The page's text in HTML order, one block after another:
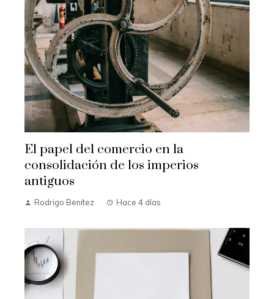
El papel del comercio en la
consolidación de los imperios
antiguos
Rodrigo Benítez Hace 4 días